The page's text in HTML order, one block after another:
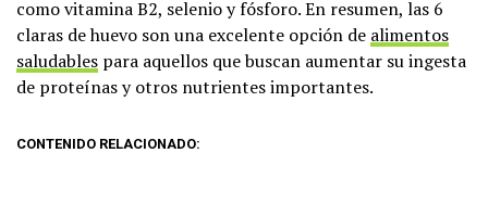
como vitamina B2, selenio y fósforo. En resumen, las 6
claras de huevo son una excelente opción de alimentos
saludables para aquellos que buscan aumentar su ingesta
de proteínas y otros nutrientes importantes.
CONTENIDO RELACIONADO: